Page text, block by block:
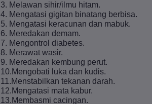
3. Melawan sihir/ilmu hitam.
4. Mengatasi gigitan binatang berbisa.
5. Mengatasi keracunan dan mabuk.
6. Meredakan demam.
7. Mengontrol diabetes.
8. Merawat wasir.
9. Meredakan kembung perut.
10.Mengobati luka dan kudis.
11.Menstabilkan tekanan darah.
12.Mengatasi mata kabur.
13.Membasmi cacingan.